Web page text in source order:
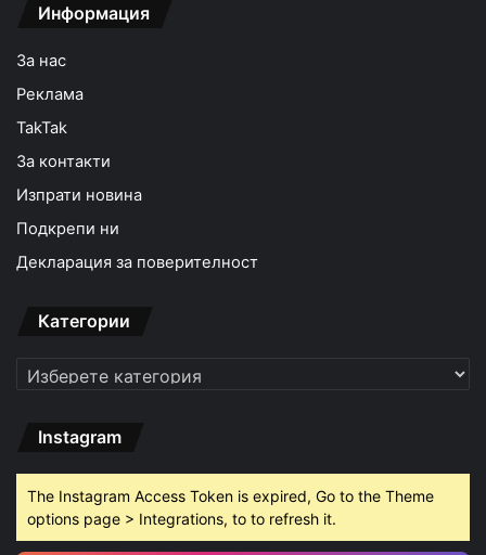
Информация
За нас
Реклама
TakTak
За контакти
Изпрати новина
Подкрепи ни
Декларация за поверителност
Категории
Категории
Instagram
The Instagram Access Token is expired, Go to the Theme
options page > Integrations, to to refresh it.